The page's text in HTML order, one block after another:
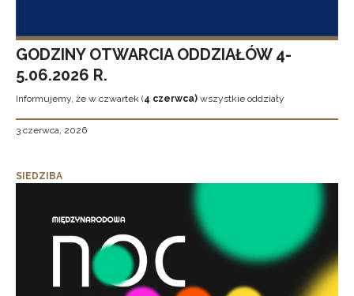
GODZINY OTWARCIA ODDZIAŁÓW 4-
5.06.2026 R.
Informujemy, że w czwartek (4 czerwca) wszystkie oddziały
3 czerwca, 2026
SIEDZIBA